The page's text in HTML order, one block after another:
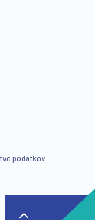
podatkov